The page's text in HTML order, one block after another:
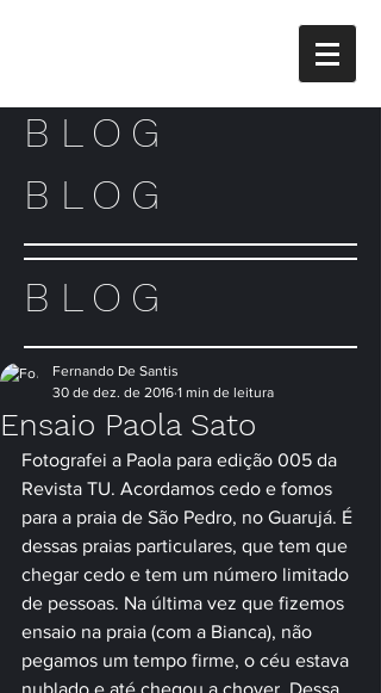
BLOG
BLOG
BLOG
Ensaio Paola Sato
Fernando De Santis
30 de dez. de 2016 1 min de leitura
Fotografei a Paola para edição 005 da
Revista TU. Acordamos cedo e fomos
para a praia de São Pedro, no Guarujá. É
dessas praias particulares, que tem que
chegar cedo e tem um número limitado
de pessoas. Na última vez que fizemos
ensaio na praia (com a Bianca), não
pegamos um tempo firme, o céu estava
nublado e até chegou a chover. Dessa